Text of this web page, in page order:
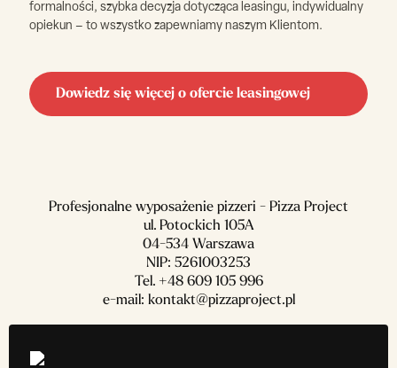
formalności, szybka decyzja dotycząca leasingu, indywidualny
opiekun – to wszystko zapewniamy naszym Klientom.
Dowiedz się więcej o ofercie leasingowej
Profesjonalne wyposażenie pizzeri - Pizza Project
ul. Potockich 105A
04-534 Warszawa
NIP: 5261003253
Tel. +48 609 105 996
e-mail: kontakt@pizzaproject.pl